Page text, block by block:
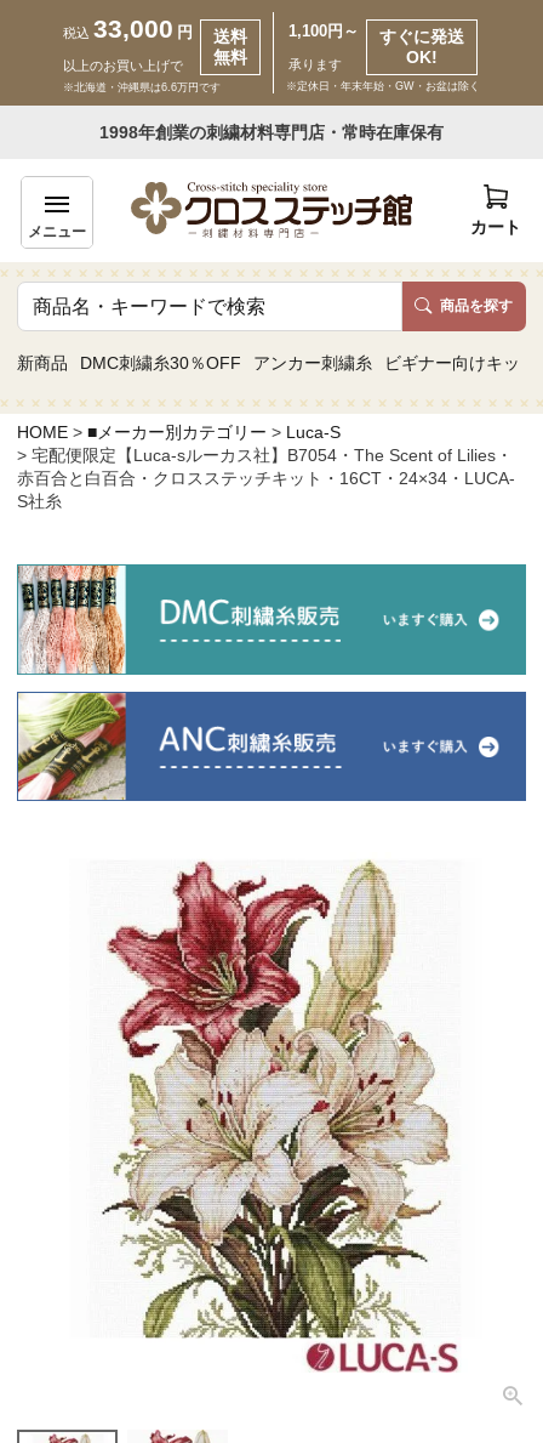
税込 33,000 円
以上のお買い上げで
送料
無料
※北海道・沖縄県は6.6万円です
1,100円～
承ります
すぐに発送
OK!
※定休日・年末年始・GW・お盆は除く
1998年創業の刺繍材料専門店・常時在庫保有
メニュー カート
商品を探す
新商品 DMC刺繍糸30％OFF アンカー刺繍糸 ビギナー向けキット
いらっしゃいませ ゲスト 様
商品一覧
カテゴリーから探す
取り扱いブランドから探す
当店について
よくあるご質問
ご利用ガイド
返品特約について
新規会員登録
会員規約について
特定商取引法について
個人情報取り扱いについて
閉じる
HOME ■メーカー別カテゴリー
Luca-S
宅配便限定【Luca-sルーカス社】B7054・The Scent of Lilies・
赤百合と白百合・クロスステッチキット・16CT・24×34・LUCA-
S社糸